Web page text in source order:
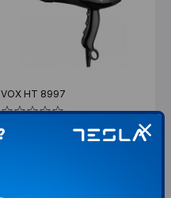
VOX HT 8997
Snaga 2200W Tip Profesionalni
Dužina kabla 3m Cool shot Da Broj